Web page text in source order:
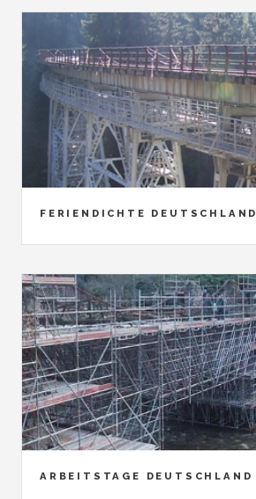
FERIENDICHTE DEUTSCHLAND
ARBEITSTAGE DEUTSCHLAND